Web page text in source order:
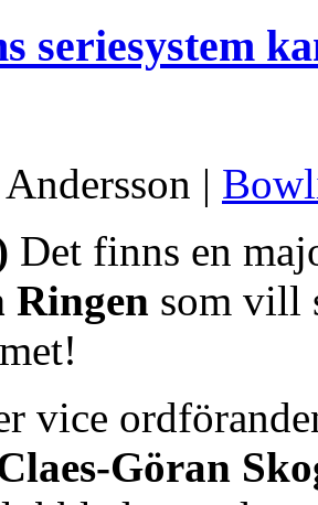
seriesystem
|
Det finns en
Ringen som vill
vice
Göran